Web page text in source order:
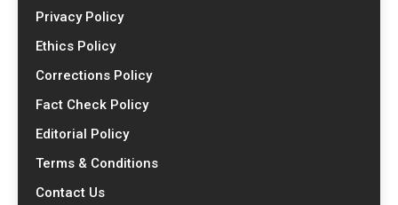
Privacy Policy
Ethics Policy
Corrections Policy
Fact Check Policy
Editorial Policy
Terms & Conditions
Contact Us